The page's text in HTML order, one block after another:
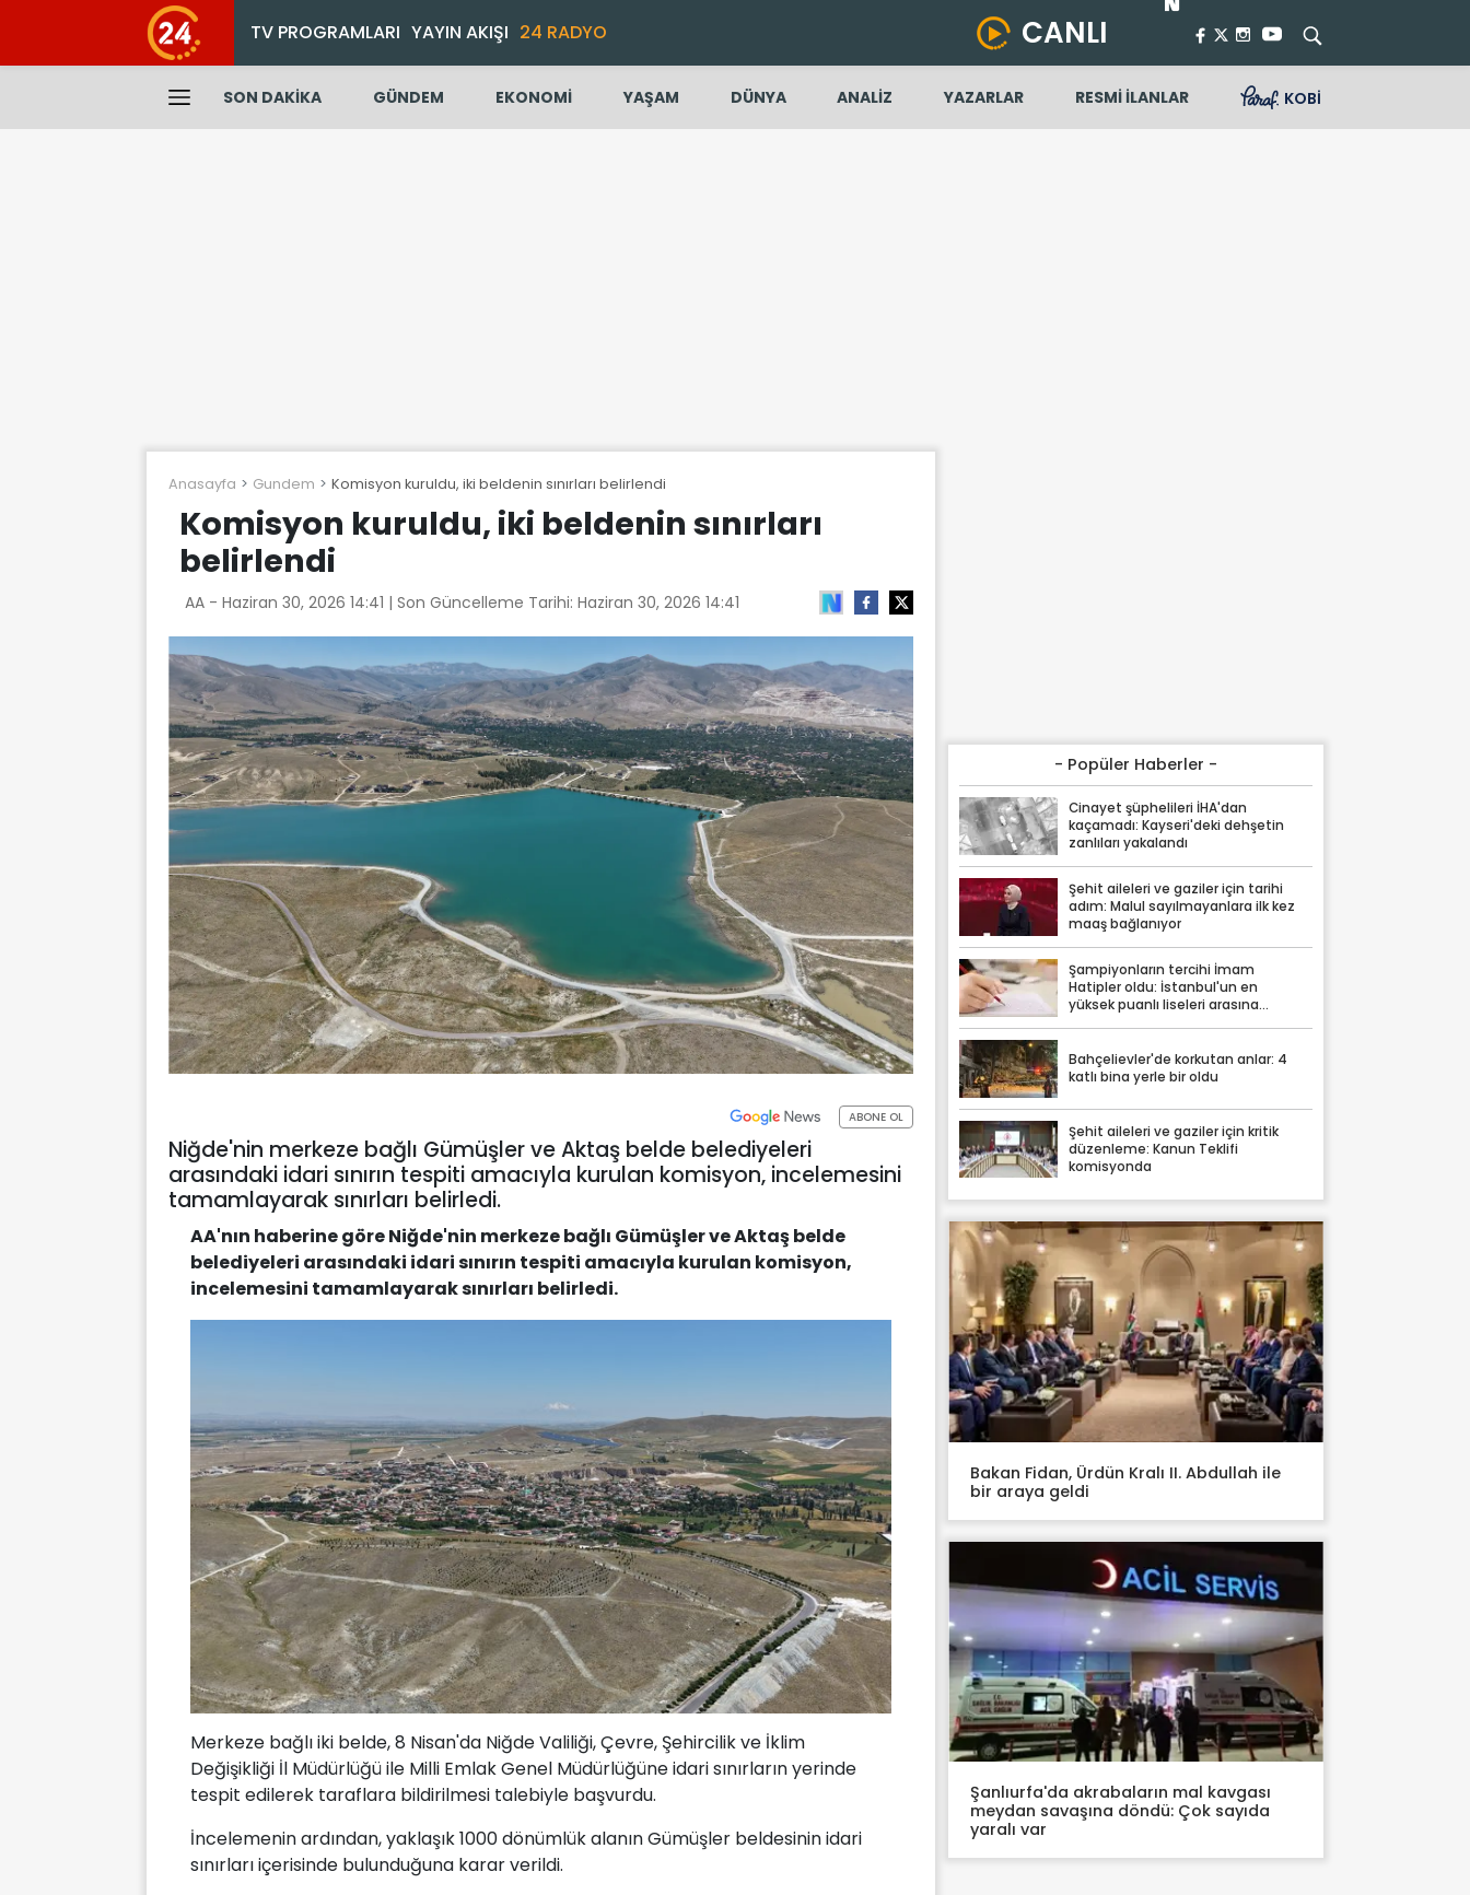
TV PROGRAMLARI YAYIN AKIŞI 24 RADYO CANLI
SON DAKİKA GÜNDEM EKONOMİ YAŞAM DÜNYA ANALİZ YAZARLAR RESMİ İLANLAR KOBİ
Anasayfa Gundem Komisyon kuruldu, iki beldenin sınırları belirlendi
Komisyon kuruldu, iki beldenin sınırları
belirlendi
AA - Haziran 30, 2026 14:41 | Son Güncelleme Tarihi: Haziran 30, 2026 14:41
ABONE OL
Niğde'nin merkeze bağlı Gümüşler ve Aktaş belde belediyeleri
arasındaki idari sınırın tespiti amacıyla kurulan komisyon, incelemesini
tamamlayarak sınırları belirledi.
AA'nın haberine göre Niğde'nin merkeze bağlı Gümüşler ve Aktaş belde
belediyeleri arasındaki idari sınırın tespiti amacıyla kurulan komisyon,
incelemesini tamamlayarak sınırları belirledi.
Merkeze bağlı iki belde, 8 Nisan'da Niğde Valiliği, Çevre, Şehircilik ve İklim
Değişikliği İl Müdürlüğü ile Milli Emlak Genel Müdürlüğüne idari sınırların yerinde
tespit edilerek taraflara bildirilmesi talebiyle başvurdu.
İncelemenin ardından, yaklaşık 1000 dönümlük alanın Gümüşler beldesinin idari
sınırları içerisinde bulunduğuna karar verildi.
- Popüler Haberler -
Cinayet şüphelileri İHA'dan
kaçamadı: Kayseri'deki dehşetin
zanlıları yakalandı
Şehit aileleri ve gaziler için tarihi
adım: Malul sayılmayanlara ilk kez
maaş bağlanıyor
Şampiyonların tercihi İmam
Hatipler oldu: İstanbul'un en
yüksek puanlı liseleri arasına
Bahçelievler'de korkutan anlar: 4
katlı bina yerle bir oldu
Şehit aileleri ve gaziler için kritik
düzenleme: Kanun Teklifi
komisyonda
Bakan Fidan, Ürdün Kralı II. Abdullah ile
bir araya geldi
Şanlıurfa'da akrabaların mal kavgası
meydan savaşına döndü: Çok sayıda
yaralı var